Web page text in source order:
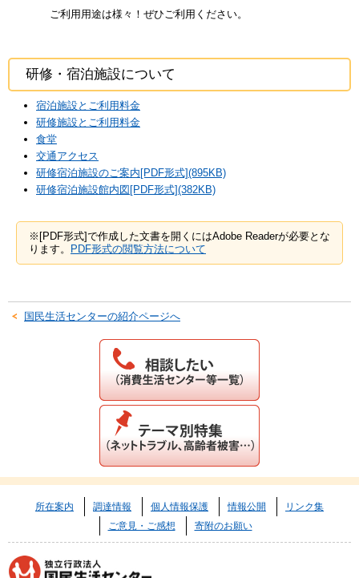
ご利用用途は様々！ぜひご利用ください。
研修・宿泊施設について
宿泊施設とご利用料金
研修施設とご利用料金
食堂
交通アクセス
研修宿泊施設のご案内[PDF形式](895KB)
研修宿泊施設館内図[PDF形式](382KB)
※[PDF形式]で作成した文書を開くにはAdobe Readerが必要とな
ります。
PDF形式の閲覧方法について
国民生活センターの紹介ページへ
所在案内 調達情報 個人情報保護 情報公開
リンク集
ご意見・ご感想
寄附のお願い